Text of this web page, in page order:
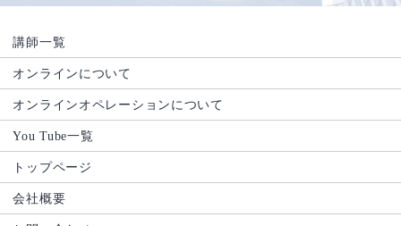
講師一覧
オンラインについて
オンラインオペレーションについて
You Tube一覧
トップページ
会社概要